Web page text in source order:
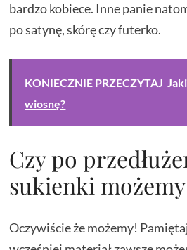
bardzo kobiece. Inne panie
po satynę, skórę czy futerko.
KONIECZNIE PRZECZYTAJ
wiosnę?
Czy po
sukienki
Oczywiście że możemy!